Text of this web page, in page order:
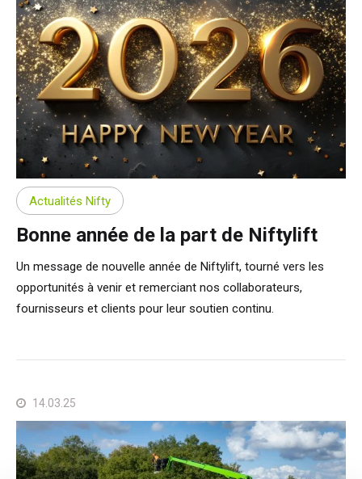
Actualités Nifty
Bonne année de la part de Niftylift
Un message de nouvelle année de Niftylift, tourné vers les
opportunités à venir et remerciant nos collaborateurs,
fournisseurs et clients pour leur soutien continu.
14.03.25